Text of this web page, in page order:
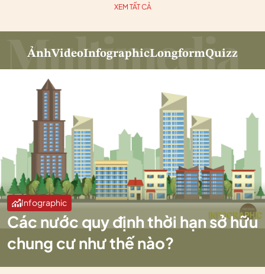
XEM TẤT CẢ
ẢnhVideoInfographicLongformQuizz
Infographic
Các nước quy định thời hạn sở hữu
chung cư như thế nào?